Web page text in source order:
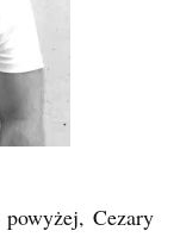
Cezary